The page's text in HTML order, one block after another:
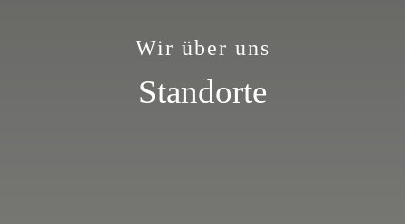
Wir über uns
Standorte